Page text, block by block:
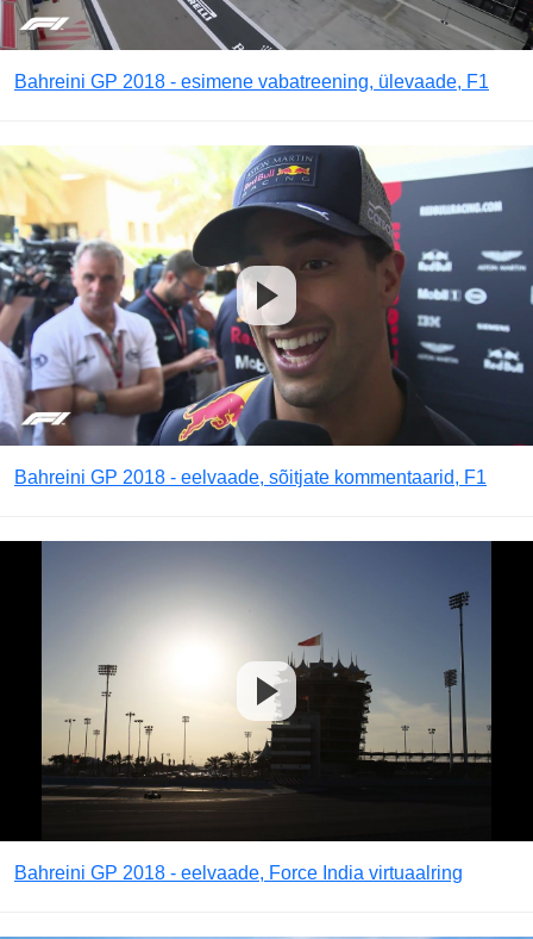
Bahreini GP 2018 - esimene vabatreening, ülevaade, F1
Bahreini GP 2018 - eelvaade, sõitjate kommentaarid, F1
Bahreini GP 2018 - eelvaade, Force India virtuaalring